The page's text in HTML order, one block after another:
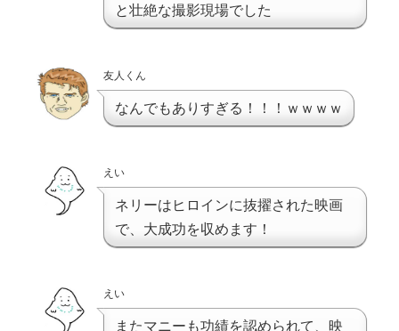
と壮絶な撮影現場でした
友人くん
なんでもありすぎる！！！ｗｗｗｗ
えい
ネリーはヒロインに抜擢された映画
で、大成功を収めます！
えい
またマニーも功績を認められて、映